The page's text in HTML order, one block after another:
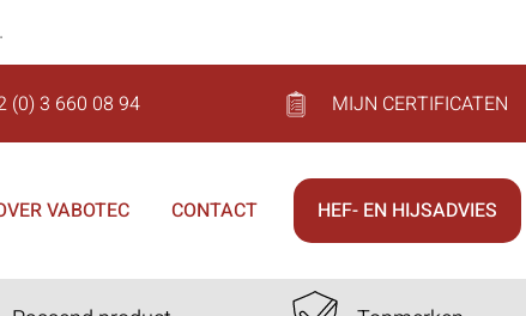
.
(0) 3 660 08 94 MIJN CERTIFICATEN
VABOTEC CONTACT HEF- EN HIJSADVIES